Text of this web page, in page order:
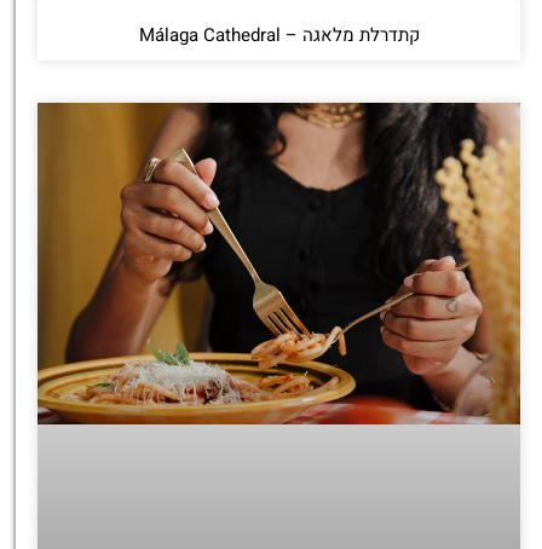
קתדרלת מלאגה – Málaga Cathedral